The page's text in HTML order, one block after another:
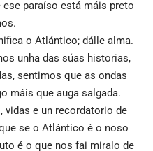
paraíso está máis preto
o Atlántico; dálle alma.
unha das súas historias,
sentimos que as ondas
máis que auga salgada.
vidas e un recordatorio de
se o Atlántico é o noso
é o que nos fai miralo de